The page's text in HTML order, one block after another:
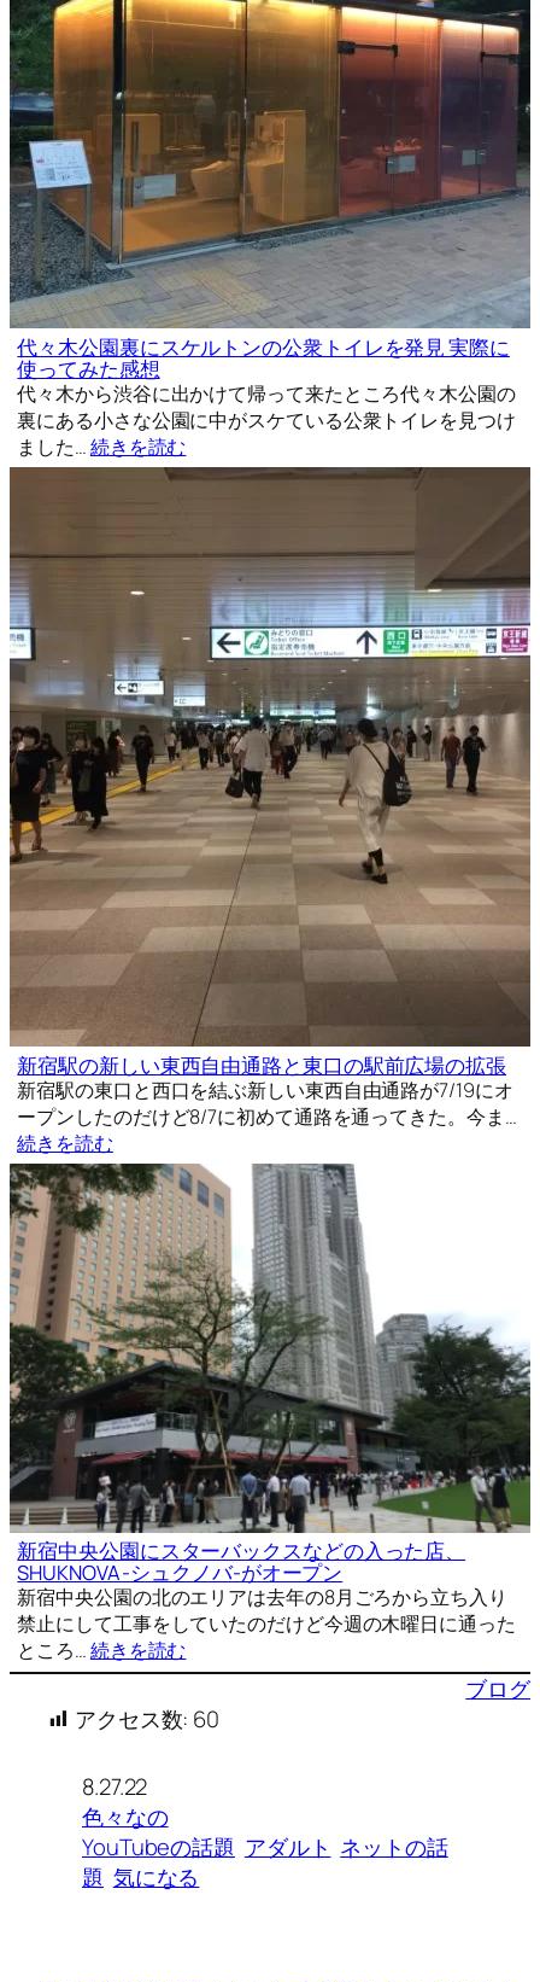
代々木公園裏にスケルトンの公衆トイレを発見 実際に
使ってみた感想
代々木から渋谷に出かけて帰って来たところ代々木公園の
裏にある小さな公園に中がスケている公衆トイレを見つけ
ました…続きを読む
新宿駅の新しい東西自由通路と東口の駅前広場の拡張
新宿駅の東口と西口を結ぶ新しい東西自由通路が7/19にオ
ープンしたのだけど8/7に初めて通路を通ってきた。今ま…
続きを読む
新宿中央公園にスターバックスなどの入った店、
SHUKNOVA -シュクノバ-がオープン
新宿中央公園の北のエリアは去年の8月ごろから立ち入り
禁止にして工事をしていたのだけど今週の木曜日に通った
ところ…続きを読む
ブログ
アクセス数: 60
8.27.22
色々なの
YouTubeの話題 アダルト ネットの話
題 気になる